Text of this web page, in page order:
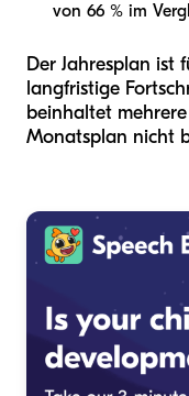
von 66 % im
Der Jahresplan ist
langfristige
beinhaltet
Monatsplan nicht